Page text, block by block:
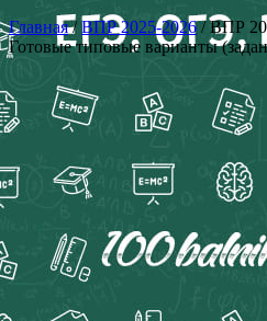
Главная/ВПР 2025-2026/ ВПР
Готовые типовые варианты